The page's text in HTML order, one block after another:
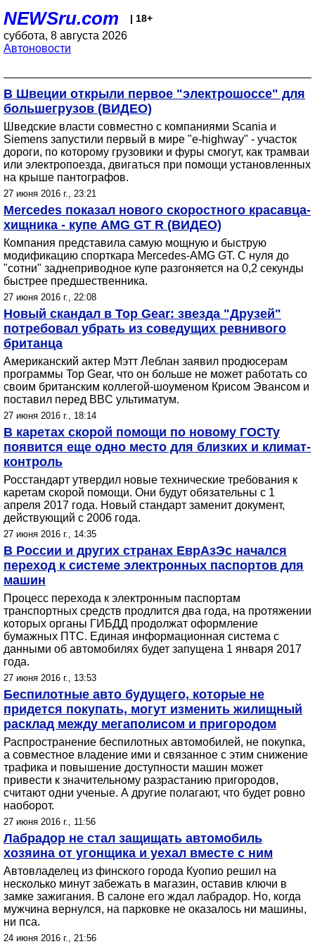
NEWSru.com | 18+
суббота, 8 августа 2026
Автоновости
В Швеции открыли первое "электрошоссе" для
большегрузов (ВИДЕО)
Шведские власти совместно с компаниями Scania и
Siemens запустили первый в мире "e-highway" - участок
дороги, по которому грузовики и фуры смогут, как трамваи
или электропоезда, двигаться при помощи установленных
на крыше пантографов.
27 июня 2016 г., 23:21
Mercedes показал нового скоростного красавца-
хищника - купе AMG GT R (ВИДЕО)
Компания представила самую мощную и быструю
модификацию спорткара Mercedes-AMG GT. С нуля до
"сотни" заднеприводное купе разгоняется на 0,2 секунды
быстрее предшественника.
27 июня 2016 г., 22:08
Новый скандал в Top Gear: звезда "Друзей"
потребовал убрать из соведущих ревнивого
британца
Американский актер Мэтт Леблан заявил продюсерам
программы Top Gear, что он больше не может работать со
своим британским коллегой-шоуменом Крисом Эвансом и
поставил перед BBC ультиматум.
27 июня 2016 г., 18:14
В каретах скорой помощи по новому ГОСТу
появится еще одно место для близких и климат-
контроль
Росстандарт утвердил новые технические требования к
каретам скорой помощи. Они будут обязательны с 1
апреля 2017 года. Новый стандарт заменит документ,
действующий с 2006 года.
27 июня 2016 г., 14:35
В России и других странах ЕврАзЭс начался
переход к системе электронных паспортов для
машин
Процесс перехода к электронным паспортам
транспортных средств продлится два года, на протяжении
которых органы ГИБДД продолжат оформление
бумажных ПТС. Единая информационная система с
данными об автомобилях будет запущена 1 января 2017
года.
27 июня 2016 г., 13:53
Беспилотные авто будущего, которые не
придется покупать, могут изменить жилищный
расклад между мегаполисом и пригородом
Распространение беспилотных автомобилей, не покупка,
а совместное владение ими и связанное с этим снижение
трафика и повышение доступности машин может
привести к значительному разрастанию пригородов,
считают одни ученые. А другие полагают, что будет ровно
наоборот.
27 июня 2016 г., 11:56
Лабрадор не стал защищать автомобиль
хозяина от угонщика и уехал вместе с ним
Автовладелец из финского города Куопио решил на
несколько минут забежать в магазин, оставив ключи в
замке зажигания. В салоне его ждал лабрадор. Но, когда
мужчина вернулся, на парковке не оказалось ни машины,
ни пса.
24 июня 2016 г., 21:56